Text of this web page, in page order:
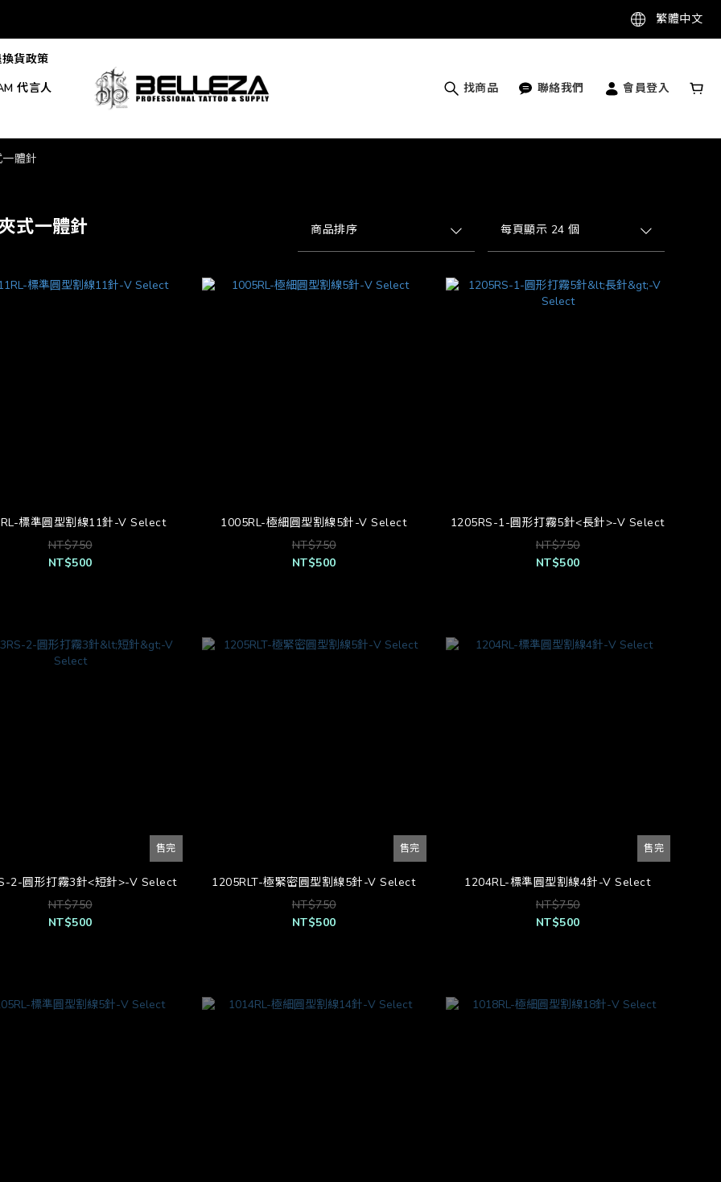
繁體中文
貨政策
代言人
找商品 聯絡我們 會員登入
體針
式一體針 商品排序 每頁顯示 24 個
標準圓型割線11針-V Select
NT$750
NT$500
1005RL-極細圓型割線5針-V Select
NT$750
NT$500
1205RS-1-圓形打霧5針<長針>-V Select
NT$750
NT$500
售完
2-圓形打霧3針<短針>-V Select
NT$750
NT$500
售完
1205RLT-極緊密圓型割線5針-V Select
NT$750
NT$500
售完
1204RL-標準圓型割線4針-V Select
NT$750
NT$500